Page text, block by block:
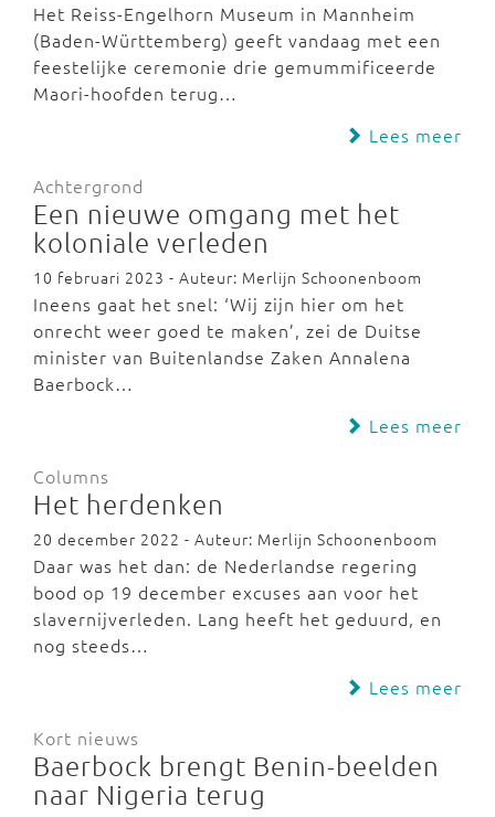
Het Reiss-Engelhorn Museum in Mannheim
(Baden-Württemberg) geeft vandaag met een
feestelijke ceremonie drie gemummificeerde
Maori-hoofden terug…
Lees meer
Achtergrond
Een nieuwe omgang met het
koloniale verleden
10 februari 2023 - Auteur: Merlijn Schoonenboom
Ineens gaat het snel: ‘Wij zijn hier om het
onrecht weer goed te maken’, zei de Duitse
minister van Buitenlandse Zaken Annalena
Baerbock…
Lees meer
Columns
Het herdenken
20 december 2022 - Auteur: Merlijn Schoonenboom
Daar was het dan: de Nederlandse regering
bood op 19 december excuses aan voor het
slavernijverleden. Lang heeft het geduurd, en
nog steeds…
Lees meer
Kort nieuws
Baerbock brengt Benin-beelden
naar Nigeria terug